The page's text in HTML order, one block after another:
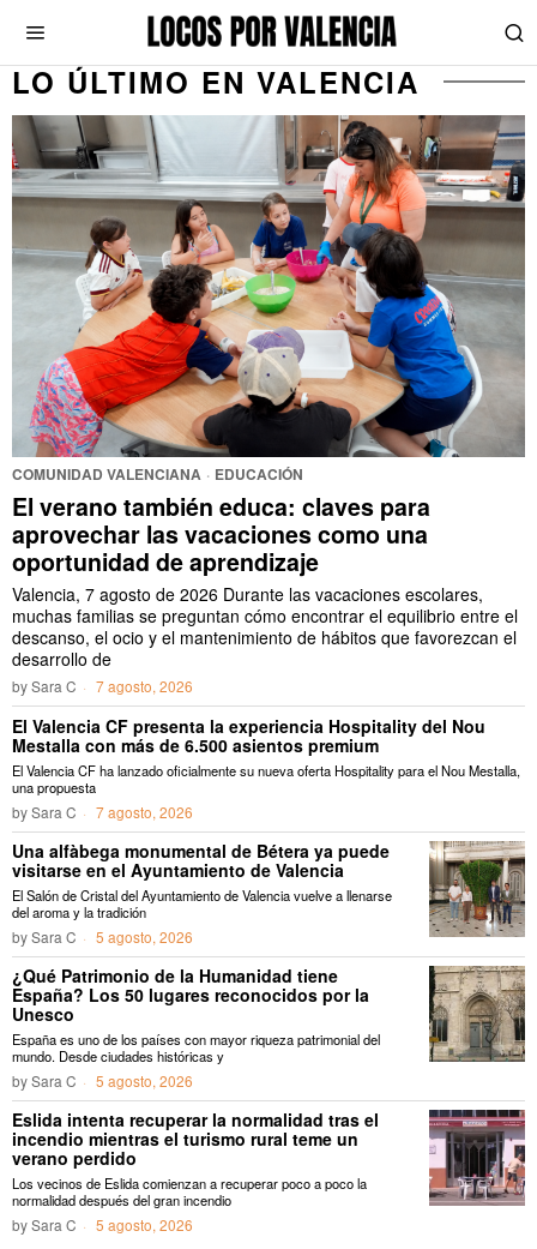
LO ÚLTIMO EN VALENCIA
COMUNIDAD VALENCIANA · EDUCACIÓN
El verano también educa: claves para
aprovechar las vacaciones como una
oportunidad de aprendizaje
Valencia, 7 agosto de 2026 Durante las vacaciones escolares,
muchas familias se preguntan cómo encontrar el equilibrio entre el
descanso, el ocio y el mantenimiento de hábitos que favorezcan el
desarrollo de
bySara C 7 agosto, 2026
El Valencia CF presenta la experiencia Hospitality del Nou
Mestalla con más de 6.500 asientos premium
El Valencia CF ha lanzado oficialmente su nueva oferta Hospitality para el Nou Mestalla,
una propuesta
bySara C 7 agosto, 2026
Una alfàbega monumental de Bétera ya puede
visitarse en el Ayuntamiento de Valencia
El Salón de Cristal del Ayuntamiento de Valencia vuelve a llenarse
del aroma y la tradición
bySara C 5 agosto, 2026
¿Qué Patrimonio de la Humanidad tiene
España? Los 50 lugares reconocidos por la
Unesco
España es uno de los países con mayor riqueza patrimonial del
mundo. Desde ciudades históricas y
bySara C 5 agosto, 2026
Eslida intenta recuperar la normalidad tras el
incendio mientras el turismo rural teme un
verano perdido
Los vecinos de Eslida comienzan a recuperar poco a poco la
normalidad después del gran incendio
bySara C 5 agosto, 2026